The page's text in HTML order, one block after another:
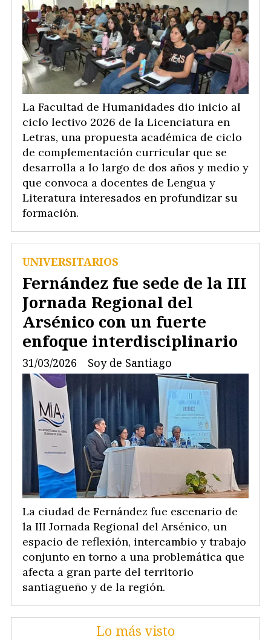
La Facultad de Humanidades dio inicio al
ciclo lectivo 2026 de la Licenciatura en
Letras, una propuesta académica de ciclo
de complementación curricular que se
desarrolla a lo largo de dos años y medio y
que convoca a docentes de Lengua y
Literatura interesados en profundizar su
formación.
Fernández fue sede de la III
Jornada Regional del
Arsénico con un fuerte
enfoque interdisciplinario
Soy de Santiago
UNIVERSITARIOS
31/03/2026
La ciudad de Fernández fue escenario de
la III Jornada Regional del Arsénico, un
espacio de reflexión, intercambio y trabajo
conjunto en torno a una problemática que
afecta a gran parte del territorio
santiagueño y de la región.
Lo más visto